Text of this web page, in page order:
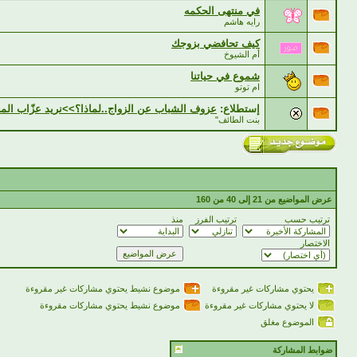
في منتهى الحكمه
رايه هاشم
كيف تحافضي بزوجك
أم الشيوخ
شموع في حياتنا
ام توتو
إستطلاع: عزوف الشباب عن الزواج..لماذا؟>>نريد عزّاب
بنت الطائف"
عرض المواضيع من 21 إلى 40 من 160
ترتيب حسب ترتيب الفرز منذ
الاختصار
يحتوي مشاركات غير مقروءة
موضوع نشيط يحتوي مشاركات غير مقروءة
لا يحتوي مشاركات غير مقروءة
موضوع نشيط يحتوي مشاركات مقروءة
الموضوع مغلق
ضوابط المشاركة